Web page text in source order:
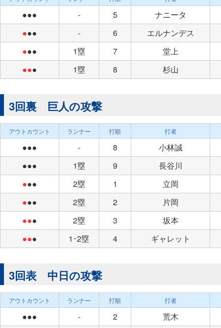
●●● - 5
ナニータ
●●● - 6
エルナンデス
●●● 1塁 7
堂上
●●● 1塁 8 杉山
3回裏 巨人の攻撃
アウトカウント ランナー 打順 打者
●●● - 8
小林誠
●●●
1塁 9
長谷川
●●● 2塁 1
立岡
●●● 2塁 2
片岡
●●● 2塁 3
坂本
●●● 1･2塁 4 ギャレット
3回表 中日の攻撃
アウトカウント ランナー 打順 打者
●●● - 2
荒木